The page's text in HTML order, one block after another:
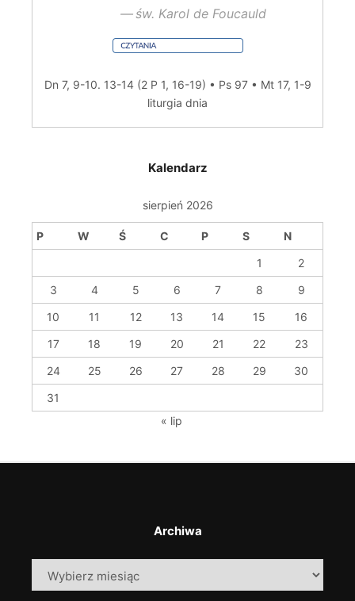
św. Karol de Foucauld
Dn 7, 9-10. 13-14 (2 P 1, 16-19) • Ps 97 • Mt 17, 1-9
liturgia dnia
Kalendarz
sierpień 2026
P W Ś C P S
N
1
2
3
4 5 6 7 8
9
10
11 12 13 14 15
16
17
18 19 20 21 22
23
24
25 26 27 28 29
30
31
« lip
Archiwa
Archiwa